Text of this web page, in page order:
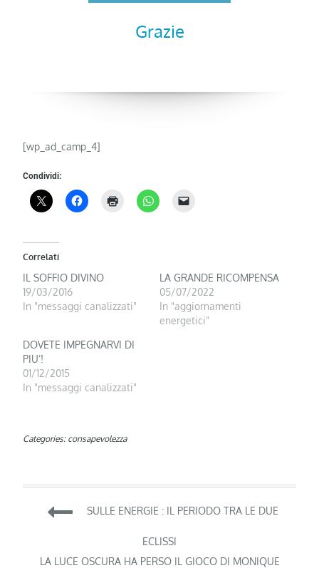
Grazie
[wp_ad_camp_4]
Condividi:
Correlati
IL SOFFIO DIVINO
19/03/2016
In "messaggi canalizzati"
LA GRANDE RICOMPENSA
05/07/2022
In "aggiornamenti
energetici"
DOVETE IMPEGNARVI DI
PIU’!
01/12/2015
In "messaggi canalizzati"
Categories: consapevolezza
Navigazione
articoli
SULLE ENERGIE : IL PERIODO TRA LE DUE
ECLISSI
LA LUCE OSCURA HA PERSO IL GIOCO DI MONIQUE